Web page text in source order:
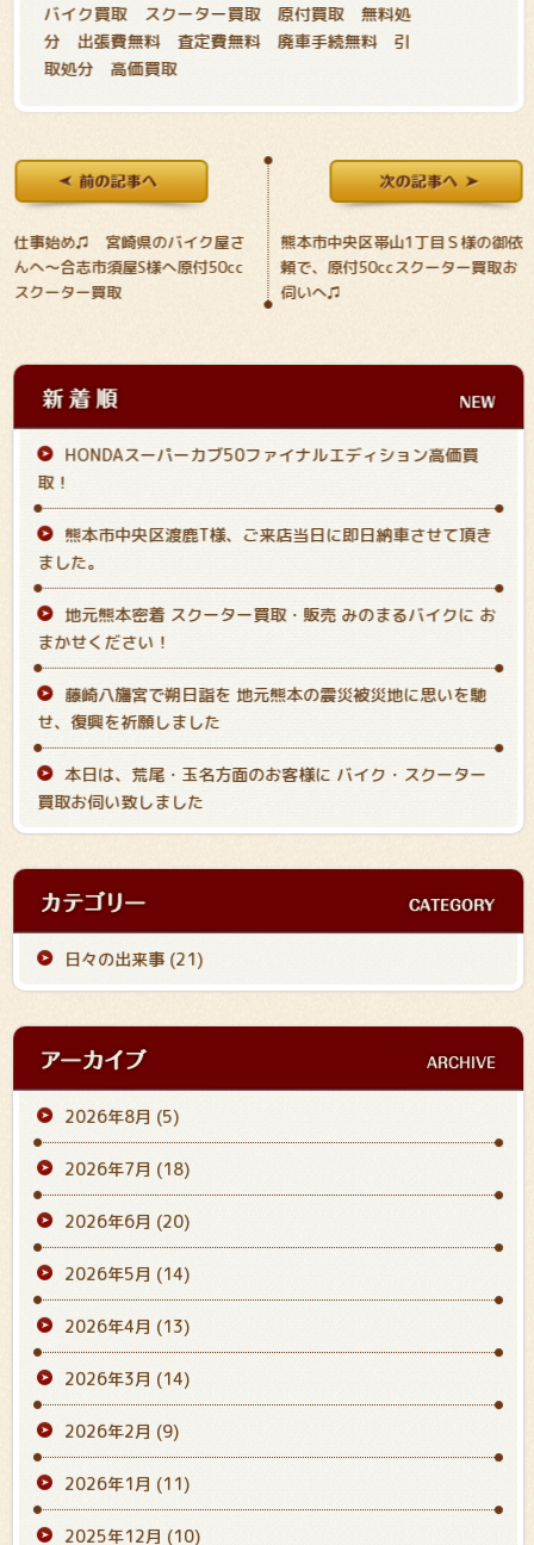
バイク買取 スクーター買取 原付買取 無料処
分 出張費無料 査定費無料 廃車手続無料 引
取処分 高価買取
仕事始め♫ 宮崎県のバイク屋さ
んへ～合志市須屋S様へ原付50cc
スクーター買取
熊本市中央区帯山1丁目Ｓ様の御依
頼で、原付50ccスクーター買取お
伺いへ♫
HONDAスーパーカブ50ファイナルエディション高価買
取！
熊本市中央区渡鹿T様、ご来店当日に即日納車させて頂き
ました。
地元熊本密着 スクーター買取・販売 みのまるバイクに お
まかせください！
藤崎八旛宮で朔日詣を 地元熊本の震災被災地に思いを馳
せ、復興を祈願しました
本日は、荒尾・玉名方面のお客様に バイク・スクーター
買取お伺い致しました
日々の出来事 (21)
2026年8月 (5)
2026年7月 (18)
2026年6月 (20)
2026年5月 (14)
2026年4月 (13)
2026年3月 (14)
2026年2月 (9)
2026年1月 (11)
2025年12月 (10)